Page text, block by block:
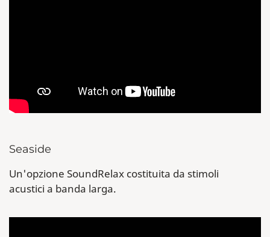
Seaside
Un'opzione SoundRelax costituita da stimoli
acustici a banda larga.